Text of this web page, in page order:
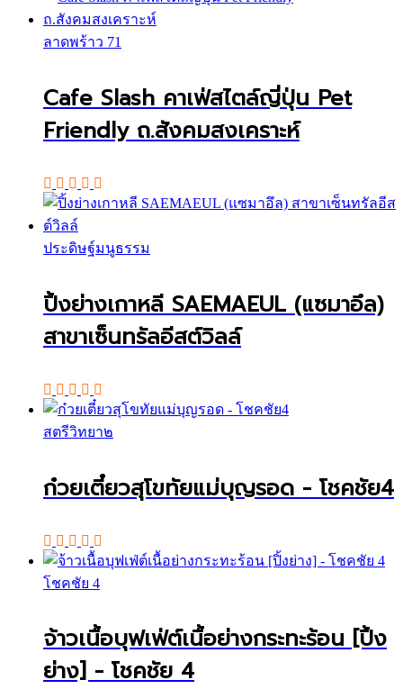
ลาดพร้าว 71
Cafe Slash คาเฟ่สไตล์ญี่ปุ่น Pet
Friendly ถ.สังคมสงเคราะห์
ประดิษฐ์มนูธรรม
ปิ้งย่างเกาหลี SAEMAEUL (แซมาอึล)
สาขาเซ็นทรัลอีสต์วิลล์
สตรีวิทยา๒
ก๋วยเตี๋ยวสุโขทัยแม่บุญรอด - โชคชัย4
โชคชัย 4
จ้าวเนื้อบุฟเฟ่ต์เนื้อย่างกระทะร้อน [ปิ้ง
ย่าง] - โชคชัย 4